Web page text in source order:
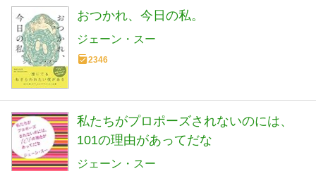
おつかれ、今日の私。
ジェーン・スー
2346
私たちがプロポーズされないのには、
101の理由があってだな
ジェーン・スー